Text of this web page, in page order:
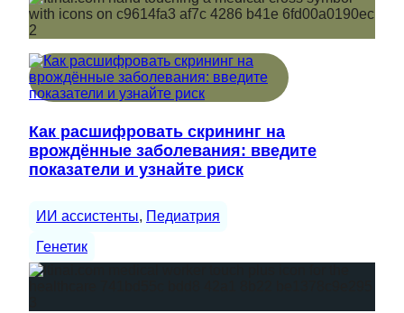
Как расшифровать скрининг на
врождённые заболевания: введите
показатели и узнайте риск
ИИ ассистенты, Педиатрия
Генетик